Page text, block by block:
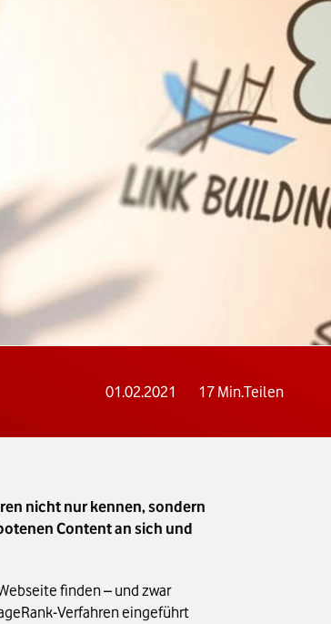
01.02.2021 17Min.Teilen
nicht nur kennen, sondern
Content an sich und
finden – und zwar
Verfahren eingeführt